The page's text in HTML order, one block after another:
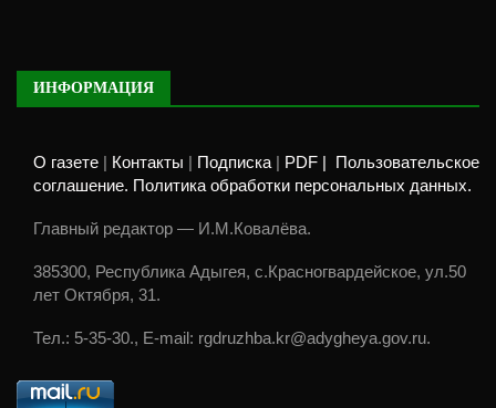
ИНФОРМАЦИЯ
О газете Контакты Подписка PDF |
Пользовательское
соглашение. Политика обработки персональных данных.
Главный редактор — И.М.Ковалёва.
385300, Республика Адыгея, с.Красногвардейское, ул.50
лет Октября, 31.
Тел.: 5-35-30., E-mail: rgdruzhba.kr@adygheya.gov.ru.